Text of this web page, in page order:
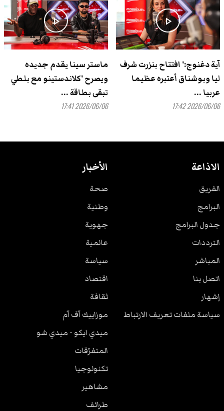
play_arrow
آية دغنوج:' افتتاح بنزرت شرف
ليا وبوشناق أعتبره عظيما
عربيا ...
2026/06/06 17:42
play_arrow
ماستر سينا يقدم جديده
ويصرح 'كلاندستينو مع بلطي
تبقى بطاقة ...
2026/06/06 17:41
الاذاعة
الفريق
البرامج
جدول البرامج
الترددات
المباشر
اتصل بنا
إشهار
سياسة ملفات تعريف الارتباط
الأخبار
صحة
وطنية
جهوية
عالمية
سياسة
اقتصاد
ثقافة
موزاييك آف آم
ميدي ايكو - ميدي شو
المتفرّقات
تكنولوجيا
مشاهير
طرائف